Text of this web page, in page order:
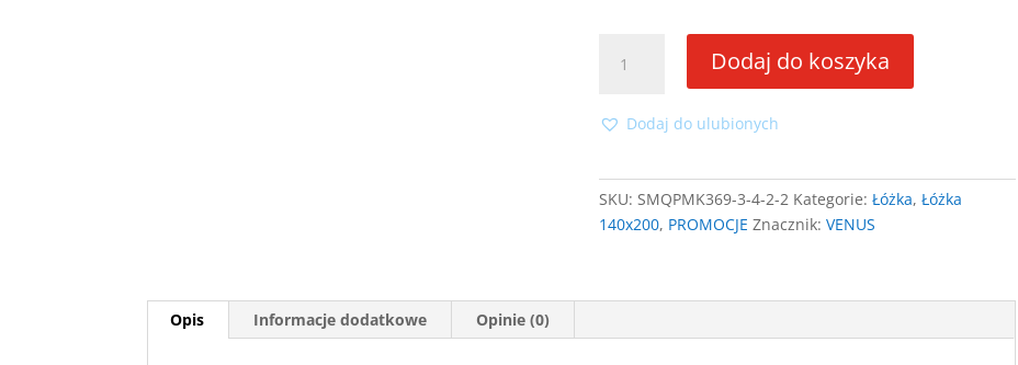
Łóżko
140x200
Dodaj do koszyka
Dodaj do ulubionych
SKU:SMQPMK369-3-4-2-2 Kategorie:Łóżka,Łóżka
140x200, PROMOCJE Znacznik:VENUS
Opis Informacje dodatkowe Opinie (0)